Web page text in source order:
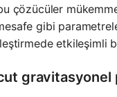
çözücüler
gibi
etkileşimli
gravitasyonel